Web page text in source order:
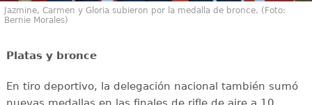
Jazmine, Carmen y Gloria subieron por la medalla de bronce. (Foto:
Bernie Morales)
Platas y bronce
En tiro deportivo, la delegación nacional también sumó